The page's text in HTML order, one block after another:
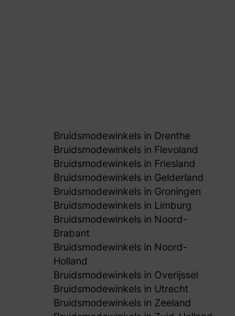
Bruidsmodewinkels in Drenthe
Bruidsmodewinkels in Flevoland
Bruidsmodewinkels in Friesland
Bruidsmodewinkels in Gelderland
Bruidsmodewinkels in Groningen
Bruidsmodewinkels in Limburg
Bruidsmodewinkels in Noord-
Brabant
Bruidsmodewinkels in Noord-
Holland
Bruidsmodewinkels in Overijssel
Bruidsmodewinkels in Utrecht
Bruidsmodewinkels in Zeeland